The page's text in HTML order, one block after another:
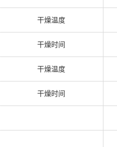
干燥温度
干燥时间
干燥温度
干燥时间